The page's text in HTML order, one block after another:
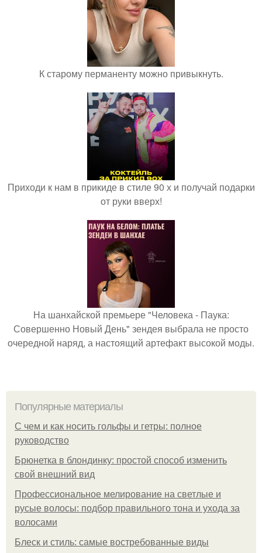
К старому перманенту можно привыкнуть.
Приходи к нам в прикиде в стиле 90 х и получай подарки
от руки вверх!
На шанхайской премьере "Человека - Паука:
Совершенно Новый День" зендея выбрала не просто
очередной наряд, а настоящий артефакт высокой моды.
Популярные материалы
С чем и как носить гольфы и гетры: полное
руководство
Брюнетка в блондинку: простой способ изменить
свой внешний вид
Профессиональное мелирование на светлые и
русые волосы: подбор правильного тона и ухода за
волосами
Блеск и стиль: самые востребованные виды